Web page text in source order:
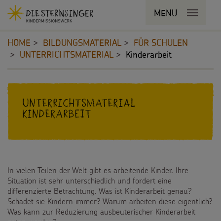
Navigationsabkürzungen
Seiteninhalt
Zur
Hauptnavigation
Suche
MENU
MENU SCHLIESSEN
Vorlagen, Lieder, Praktische Hilfen
Sternsinger-Material
Tipps und Anregungen
Hintergründe und Empfehlungen
Sternsingermobil
Fotoausstellung
PROJEKTE
Bildung
Gesundheit
Kinderrechte
Für die Kita
Für die Pfarrgemeinde
befinden
sich
hier:
HOME BILDUNGSMATERIAL
FÜR SCHULEN
UNTERRICHTSMATERIAL
Kinderarbeit
Inhalt
Unterrichtsmaterial
Kinderarbeit
In vielen Teilen der Welt gibt es arbeitende Kinder. Ihre
Situation ist sehr unterschiedlich und fordert eine
differenzierte Betrachtung. Was ist Kinderarbeit genau?
Schadet sie Kindern immer? Warum arbeiten diese eigentlich?
Was kann zur Reduzierung ausbeuterischer Kinderarbeit